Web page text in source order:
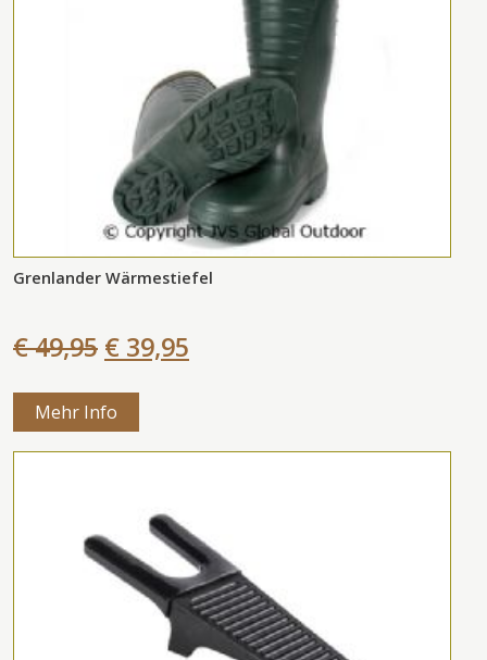
Grenlander Wärmestiefel
€ 49,95 € 39,95
Mehr Info